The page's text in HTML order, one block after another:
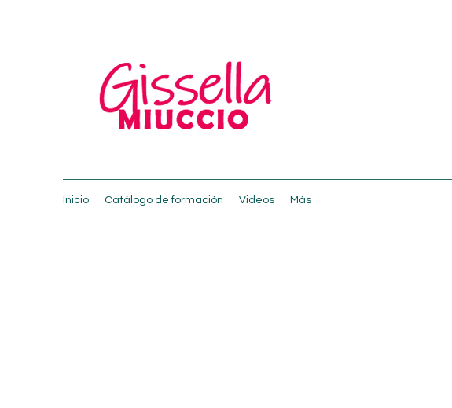
Inicio Catálogo de formación Videos Más